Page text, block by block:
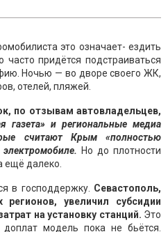
это означает- ездить
придётся подстраиваться
Ночью — во дворе своего ЖК,
отелей, пляжей.
по отзывам автовладельцев,
газета» и региональные медиа
считают Крым «полностью
Но до плотности
ещё далеко.
в господдержку. Севастополь,
увеличил субсидии
на установку станций. Это
модель пока не бьётся.